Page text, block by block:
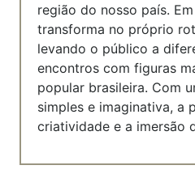
região do nosso país.
transforma no próprio
levando o público a
encontros com figuras
popular brasileira. Com
simples e imaginativa, a
criatividade e a imersão